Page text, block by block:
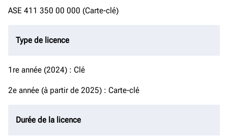
ASE 411 350 00 000 (Carte-clé)
Type de licence
1re année (2024) : Clé
2e année (à partir de 2025) : Carte-clé
Durée de la licence